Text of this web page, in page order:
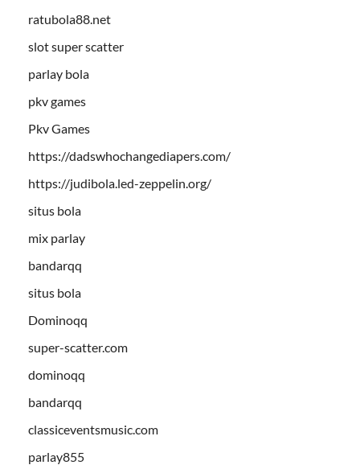
ratubola88.net
slot super scatter
parlay bola
pkv games
Pkv Games
https://dadswhochangediapers.com/
https://judibola.led-zeppelin.org/
situs bola
mix parlay
bandarqq
situs bola
Dominoqq
super-scatter.com
dominoqq
bandarqq
classiceventsmusic.com
parlay855